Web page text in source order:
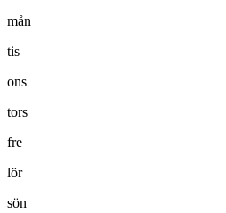
mån
tis
ons
tors
fre
lör
sön